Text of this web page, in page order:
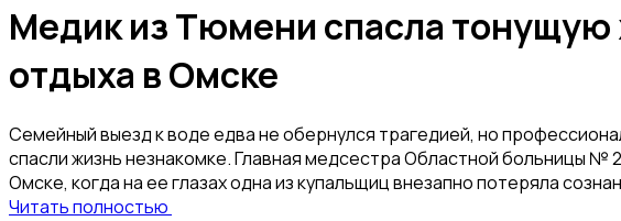
Медик из Тюмени спасла
отдыха в Омске
Семейный выезд к воде едва не обернулся трагедией, но
спасли жизнь незнакомке. Главная медсестра Областной больницы №
Омске, когда на ее глазах одна из купальщиц внезапно потеряла
Читать полностью